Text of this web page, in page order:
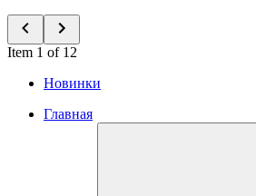
Item 1 of 12
Новинки
Главная